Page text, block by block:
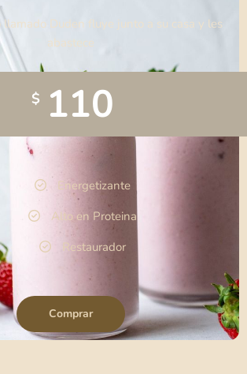
Duden fluye junto a su casa y les
abastece
$ 110
Energetizante
Alto en Proteina
Restaurador
Comprar